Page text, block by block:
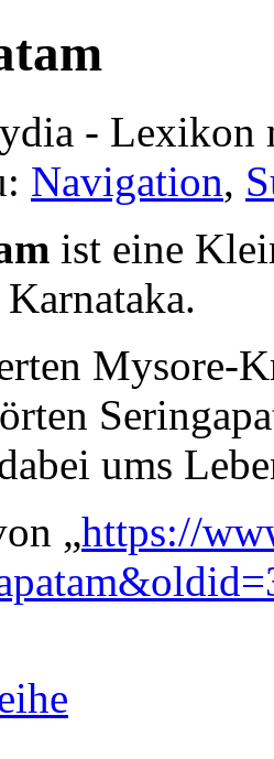
- Lexikon
Navigation,
ist eine
Mysore-
ums
„https://